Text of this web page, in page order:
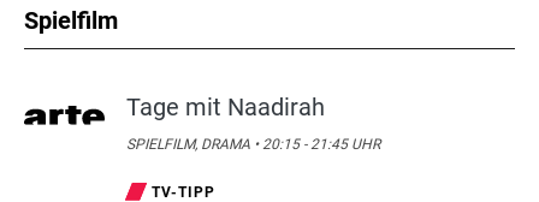
Spielfilm
Tage mit Naadirah
SPIELFILM, DRAMA • 20:15 - 21:45 UHR
TV-TIPP